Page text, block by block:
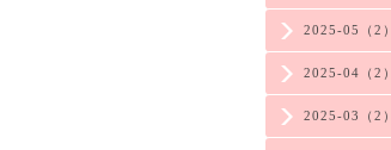
2025-05（2）
2025-04（2）
2025-03（2）